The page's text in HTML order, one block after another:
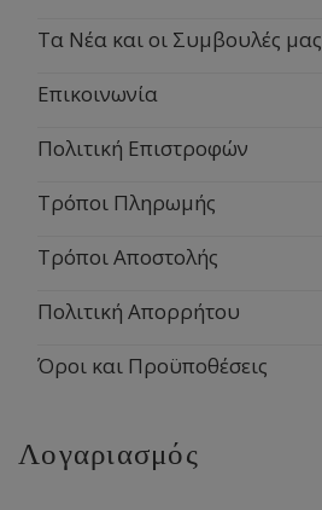
Τα Νέα και οι Συμβουλές μας
Επικοινωνία
Πολιτική Επιστροφών
Τρόποι Πληρωμής
Τρόποι Αποστολής
Πολιτική Απορρήτου
Όροι και Προϋποθέσεις
Λογαριασμός